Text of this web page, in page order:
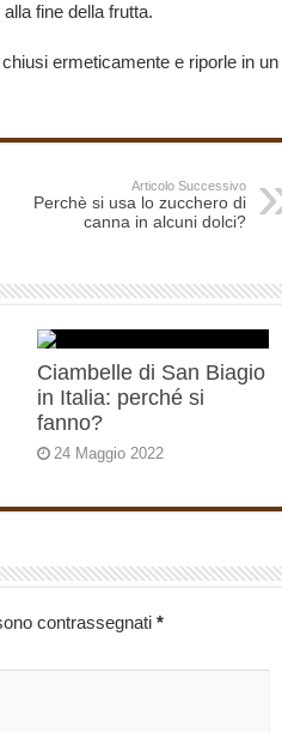
fine della frutta.
ermeticamente e riporle in un
Articolo Successivo
Perchè si usa lo zucchero di
canna in alcuni dolci?
Ciambelle di San Biagio
in Italia: perché si
fanno?
24 Maggio 2022
contrassegnati *